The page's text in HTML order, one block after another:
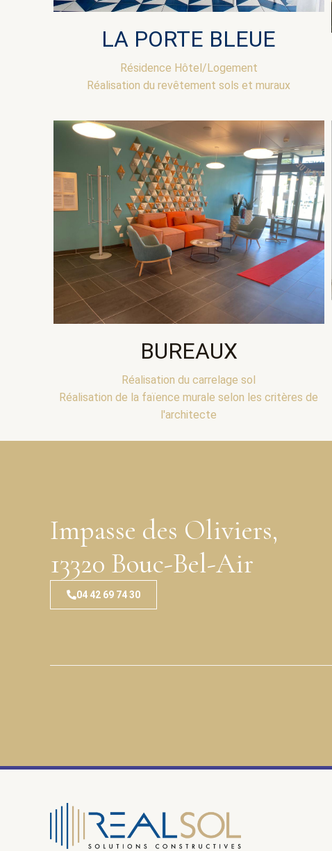
LA PORTE BLEUE
Résidence Hôtel/Logement
Réalisation du revêtement sols et muraux
BUREAUX
Réalisation du carrelage sol
Réalisation de la faïence murale selon les critères de
l'architecte
Impasse des Oliviers,
13320 Bouc-Bel-Air
04 42 69 74 30